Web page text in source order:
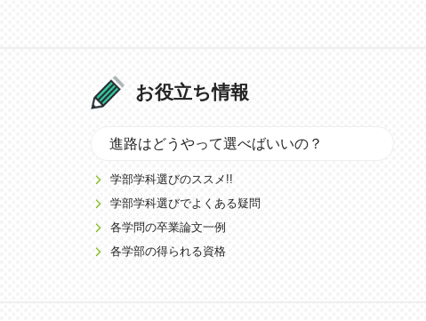
お役立ち情報
進路はどうやって選べばいいの？
学部学科選びのススメ!!
学部学科選びでよくある疑問
各学問の卒業論文一例
各学部の得られる資格